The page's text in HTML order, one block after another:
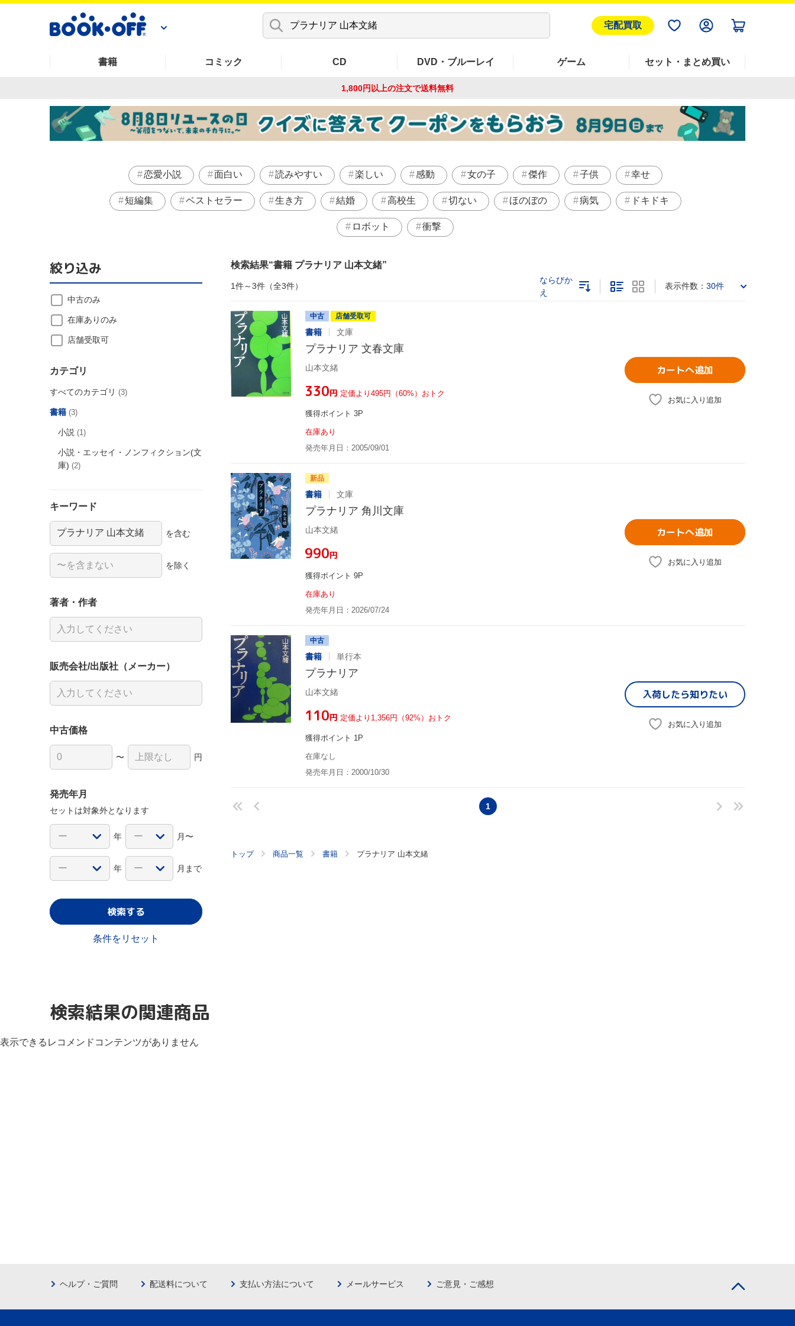
宅配買取
書籍 コミック CD DVD・ブルーレイ ゲーム セット・まとめ買い
1,800円以上の注文で送料無料
恋愛小説 面白い 読みやすい 楽しい 感動 女の子 傑作 子供 幸せ
短編集 ベストセラー 生き方 結婚 高校生 切ない ほのぼの 病気 ドキドキ
ロボット 衝撃
検索結果 書籍 プラナリア 山本文緒
1件～3件（全3件）
ならびか
え
表示件数： 30件
中古 店舗受取可
書籍 文庫
プラナリア 文春文庫
山本文緒
¥330円 定価より495円（60%）おトク
獲得ポイント 3P
在庫あり
発売年月日：2005/09/01
カートへ追加
お気に入り追加
新品
書籍 文庫
プラナリア 角川文庫
山本文緒
¥990円
獲得ポイント 9P
在庫あり
発売年月日：2026/07/24
カートへ追加
お気に入り追加
中古
書籍 単行本
プラナリア
山本文緒
¥110円 定価より1,356円（92%）おトク
獲得ポイント 1P
在庫なし
発売年月日：2000/10/30
入荷したら知りたい
お気に入り追加
1
トップ 商品一覧 書籍 プラナリア 山本文緒
絞り込み
中古のみ
在庫ありのみ
店舗受取可
カテゴリ
すべてのカテゴリ (3)
書籍 (3)
小説 (1)
小説・エッセイ・ノンフィクション(文
庫) (2)
キーワード
を含む
を除く
著者・作者
販売会社/出版社（メーカー）
中古価格
〜 円
発売年月
セットは対象外となります
年 月〜
年 月まで
検索する
条件をリセット
検索結果の関連商品
表示できるレコメンドコンテンツがありません
ヘルプ・ご質問 配送料について 支払い方法について メールサービス ご意見・ご感想